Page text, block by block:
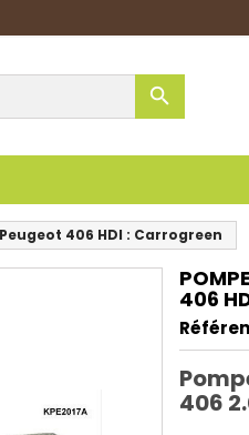

406 HDI : Carrogreen
406
406